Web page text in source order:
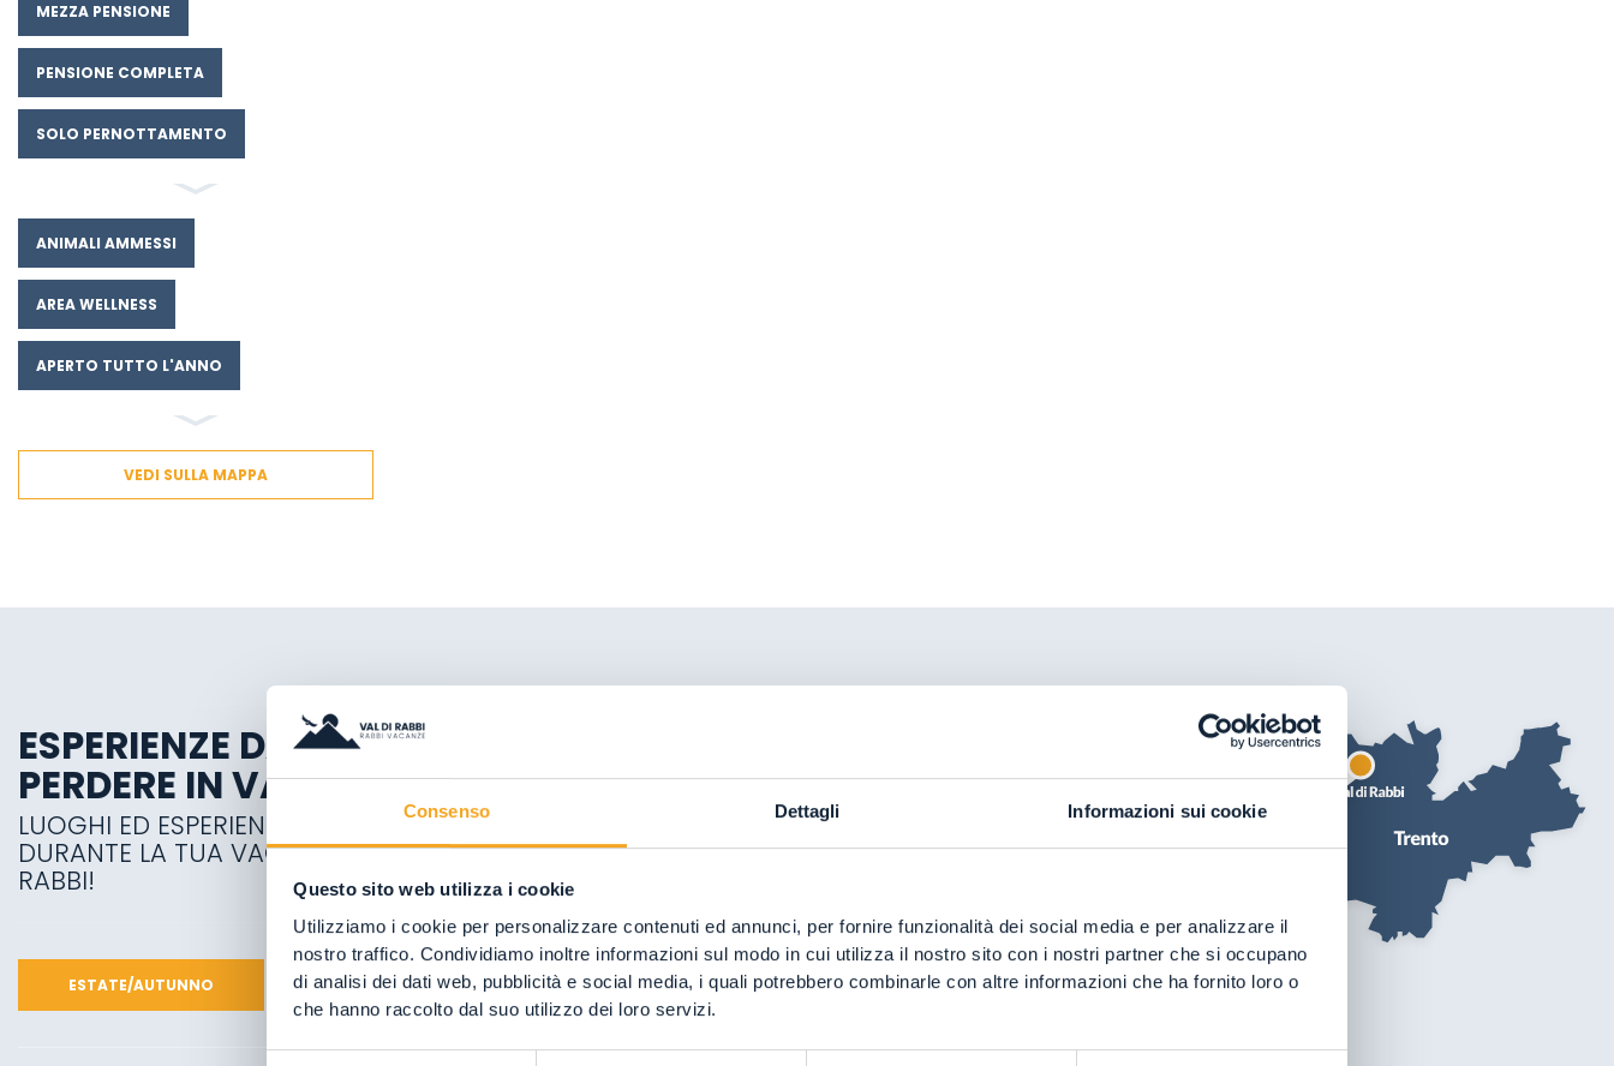
Consenso Dettagli Informazioni sui cookie
Questo sito web utilizza i cookie
Utilizziamo i cookie per personalizzare contenuti ed annunci, per fornire funzionalità dei social media e per analizzare il
nostro traffico. Condividiamo inoltre informazioni sul modo in cui utilizza il nostro sito con i nostri partner che si occupano
di analisi dei dati web, pubblicità e social media, i quali potrebbero combinarle con altre informazioni che ha fornito loro o
che hanno raccolto dal suo utilizzo dei loro servizi.
MEZZA PENSIONE
PENSIONE COMPLETA
SOLO PERNOTTAMENTO
ANIMALI AMMESSI
AREA WELLNESS
APERTO TUTTO L'ANNO
VEDI SULLA MAPPA
ESPERIENZE DA NON
PERDERE IN VAL DI RABBI
LUOGHI ED ESPERIENZE DA SCOPRIRE
DURANTE LA TUA VACANZA IN VAL DI
RABBI!
ESTATE/AUTUNNO INVERNO/PRIMAVERA